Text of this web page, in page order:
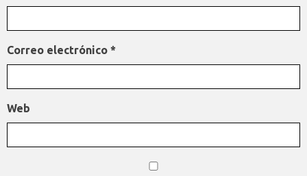
Correo electrónico *
Web